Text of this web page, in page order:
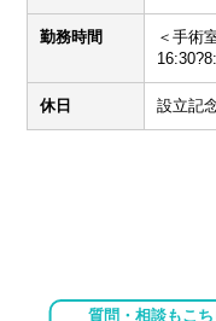
勤務時間
＜手術
休日 設立記
質問・相談もこ